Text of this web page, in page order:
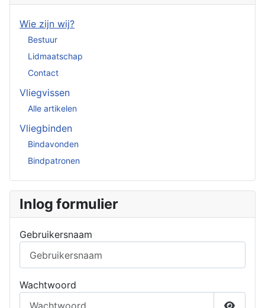
Wie zijn wij?
Bestuur
Lidmaatschap
Contact
Vliegvissen
Alle artikelen
Vliegbinden
Bindavonden
Bindpatronen
Inlog formulier
Gebruikersnaam
Wachtwoord